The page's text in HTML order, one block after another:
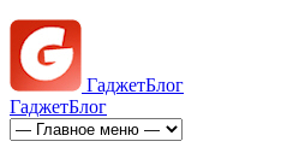
ГаджетБлог
ГаджетБлог